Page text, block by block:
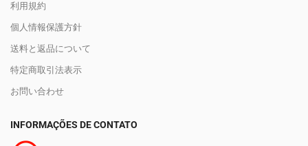
利用規約
個人情報保護方針
送料と返品について
特定商取引法表示
お問い合わせ
INFORMAÇÕES DE CONTATO